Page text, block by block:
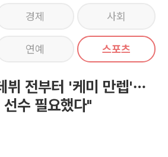
경제 사회
연예 스포츠
뷔 전부터 '케미 만렙'…
수 필요했다"